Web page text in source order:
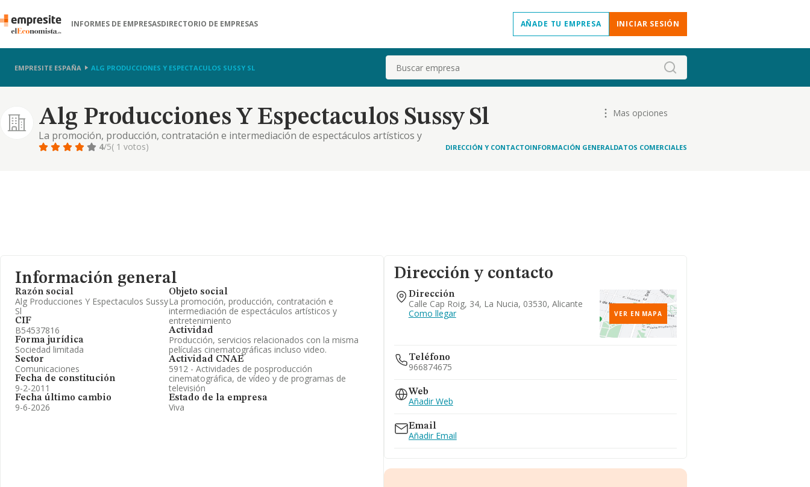
INFORMES DE EMPRESASDIRECTORIO DE EMPRESAS AÑADE TU EMPRESA INICIAR SESIÓN
EMPRESITE ESPAÑA ALG PRODUCCIONES Y ESPECTACULOS SUSSY SL Buscar
Alg Producciones Y Espectaculos Sussy Sl
La promoción, producción, contratación e intermediación de espectáculos artísticos y
entretenimiento
Mas opciones
4/5( 1 votos) DIRECCIÓN Y CONTACTOINFORMACIÓN GENERALDATOS COMERCIALES
Información general
Razón social
Alg Producciones Y Espectaculos Sussy
Sl
CIF
B54537816
Forma jurídica
Sociedad limitada
Sector
Comunicaciones
Fecha de constitución
9-2-2011
Fecha último cambio
9-6-2026
Objeto social
La promoción, producción, contratación e
intermediación de espectáculos artísticos y
entretenimiento
Actividad
Producción, servicios relacionados con la misma
películas cinematográficas incluso video.
Actividad CNAE
5912 - Actividades de posproducción
cinematográfica, de vídeo y de programas de
televisión
Estado de la empresa
Viva
Dirección y contacto
Dirección
Calle Cap Roig, 34, La Nucia, 03530, Alicante
Como llegar
VER EN MAPA
Teléfono
966874675
Web
Añadir Web
Email
Añadir Email